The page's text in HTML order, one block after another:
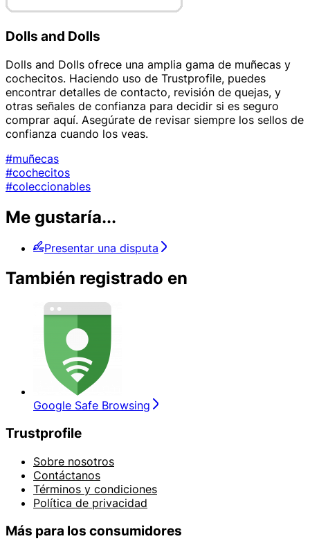
Dolls and Dolls
Dolls and Dolls ofrece una amplia gama de muñecas y
cochecitos. Haciendo uso de Trustprofile, puedes
encontrar detalles de contacto, revisión de quejas, y
otras señales de confianza para decidir si es seguro
comprar aquí. Asegúrate de revisar siempre los sellos de
confianza cuando los veas.
#muñecas
#cochecitos
#coleccionables
Me gustaría...
Presentar una disputa
También registrado en
Google Safe Browsing
Trustprofile
Sobre nosotros
Contáctanos
Términos y condiciones
Política de privacidad
Más para los consumidores